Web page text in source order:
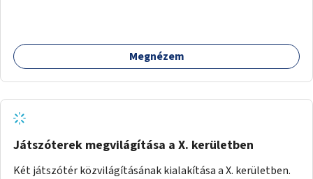
Megnézem
Játszóterek megvilágítása a X. kerületben
Két játszótér közvilágításának kialakítása a X. kerületben.